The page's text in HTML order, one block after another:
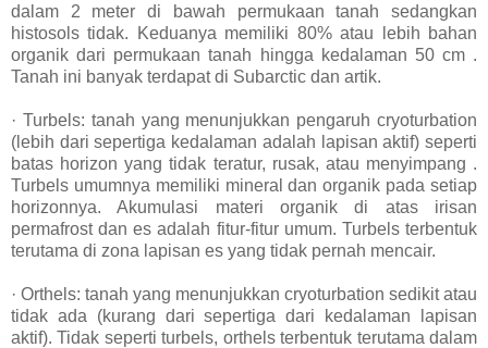
dalam 2 meter di bawah permukaan tanah sedangkan
histosols tidak. Keduanya memiliki 80% atau lebih bahan
organik dari permukaan tanah hingga kedalaman 50 cm .
Tanah ini banyak terdapat di Subarctic dan artik.
· Turbels: tanah yang menunjukkan pengaruh cryoturbation
(lebih dari sepertiga kedalaman adalah lapisan aktif) seperti
batas horizon yang tidak teratur, rusak, atau menyimpang .
Turbels umumnya memiliki mineral dan organik pada setiap
horizonnya. Akumulasi materi organik di atas irisan
permafrost dan es adalah fitur-fitur umum. Turbels terbentuk
terutama di zona lapisan es yang tidak pernah mencair.
· Orthels: tanah yang menunjukkan cryoturbation sedikit atau
tidak ada (kurang dari sepertiga dari kedalaman lapisan
aktif). Tidak seperti turbels, orthels terbentuk terutama dalam